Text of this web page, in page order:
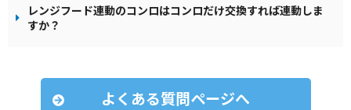
レンジフード連動のコンロはコンロだけ交換すれば連動しま
すか？
よくある質問ページへ